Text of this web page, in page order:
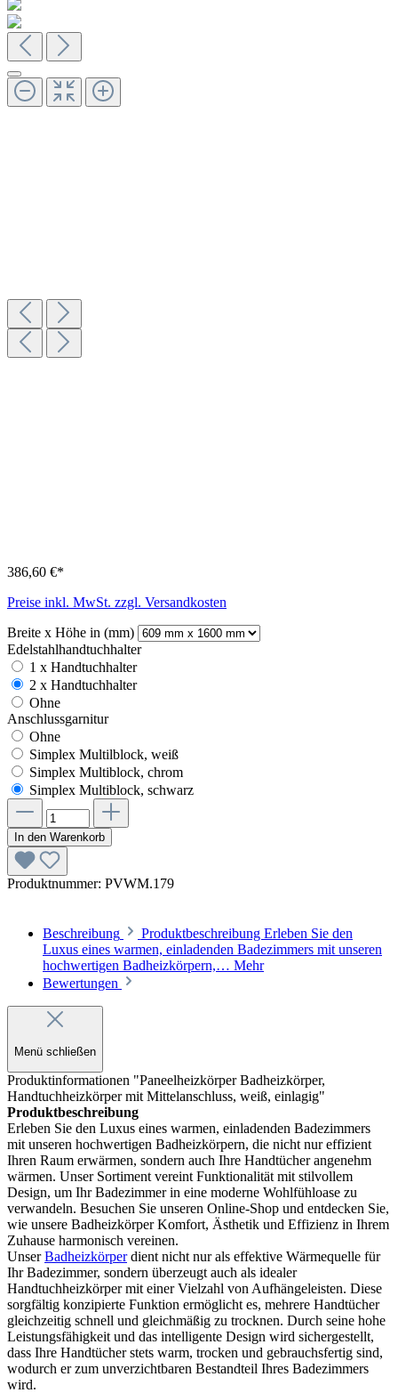
386,60 €*
Preise inkl. MwSt. zzgl. Versandkosten
Breite x Höhe in (mm)
Edelstahlhandtuchhalter
1 x Handtuchhalter
2 x Handtuchhalter
Ohne
Anschlussgarnitur
Ohne
Simplex Multilblock, weiß
Simplex Multiblock, chrom
Simplex Multiblock, schwarz
In den Warenkorb
Produktnummer: PVWM.179
Beschreibung
Produktbeschreibung Erleben Sie den
Luxus eines warmen, einladenden Badezimmers mit unseren
hochwertigen Badheizkörpern,… Mehr
Bewertungen
Menü schließen
Produktinformationen "Paneelheizkörper Badheizkörper,
Handtuchheizkörper mit Mittelanschluss, weiß, einlagig"
Produktbeschreibung
Erleben Sie den Luxus eines warmen, einladenden Badezimmers
mit unseren hochwertigen Badheizkörpern, die nicht nur effizient
Ihren Raum erwärmen, sondern auch Ihre Handtücher angenehm
wärmen. Unser Sortiment vereint Funktionalität mit stilvollem
Design, um Ihr Badezimmer in eine moderne Wohlfühloase zu
verwandeln. Besuchen Sie unseren Online-Shop und entdecken Sie,
wie unsere Badheizkörper Komfort, Ästhetik und Effizienz in Ihrem
Zuhause harmonisch vereinen.
UnserBadheizkörperdient nicht nur als effektive Wärmequelle für
Ihr Badezimmer, sondern überzeugt auch als idealer
Handtuchheizkörper mit einer Vielzahl von Aufhängeleisten. Diese
sorgfältig konzipierte Funktion ermöglicht es, mehrere Handtücher
gleichzeitig schnell und gleichmäßig zu trocknen. Durch seine hohe
Leistungsfähigkeit und das intelligente Design wird sichergestellt,
dass Ihre Handtücher stets warm, trocken und gebrauchsfertig sind,
wodurch er zum unverzichtbaren Bestandteil Ihres Badezimmers
wird.